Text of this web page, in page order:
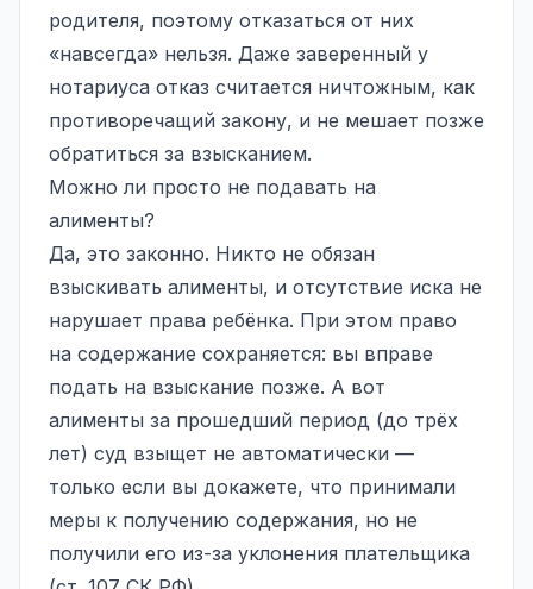
родителя, поэтому отказаться от них
«навсегда» нельзя. Даже заверенный у
нотариуса отказ считается ничтожным, как
противоречащий закону, и не мешает позже
обратиться за взысканием.
Можно ли просто не подавать на
алименты?
Да, это законно. Никто не обязан
взыскивать алименты, и отсутствие иска не
нарушает права ребёнка. При этом право
на содержание сохраняется: вы вправе
подать на взыскание позже. А вот
алименты за прошедший период (до трёх
лет) суд взыщет не автоматически —
только если вы докажете, что принимали
меры к получению содержания, но не
получили его из-за уклонения плательщика